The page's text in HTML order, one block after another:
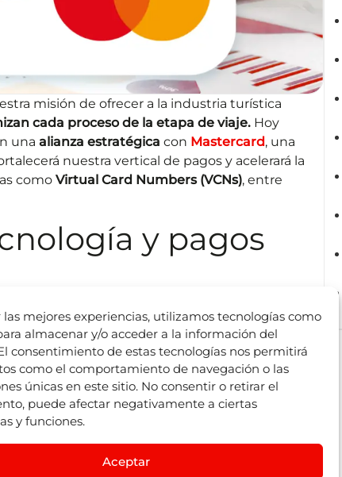
las mejores experiencias, utilizamos tecnologías como
almacenar y/o acceder a la información del
consentimiento de estas tecnologías nos permitirá
como el comportamiento de navegación o las
únicas en este sitio. No consentir o retirar el
puede afectar negativamente a ciertas
y funciones.
Aceptar
misión de ofrecer a la industria turística
cada proceso de la etapa de viaje. Hoy
una alianza estratégica con Mastercard, una
nuestra vertical de pagos y acelerará la
como Virtual Card Numbers (VCNs), entre
y pagos
clientes del ecosistema Juniper unasolución de
para las necesidades del sector turístico.
(MWP)y su integración con el motor de
y el uso de VCCs entre nuestros clientes,
de unmodelo de pagos más seguro y eficiente.
más rápida y directa.